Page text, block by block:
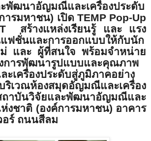
พัฒนาอัญมณีและเครื่องประดับ
ารมหาชน) เปิด TEMP Pop-Up
สร้างแหล่งเรียนรู้ และ แรง
ฟชั่นและการออกแบบให้กับนัก
และ ผู้ที่สนใจ พร้อมจำหน่าย
การพัฒนารูปแบบและคุณภาพ
เครื่องประดับสู่ภูมิภาคอย่าง
ณห้องสมุดอัญมณีและเครื่อง
าบันวิจัยและพัฒนาอัญมณีและ
ห่งชาติ (องค์การมหาชน) อาคาร
อร์ ถนนสีลม